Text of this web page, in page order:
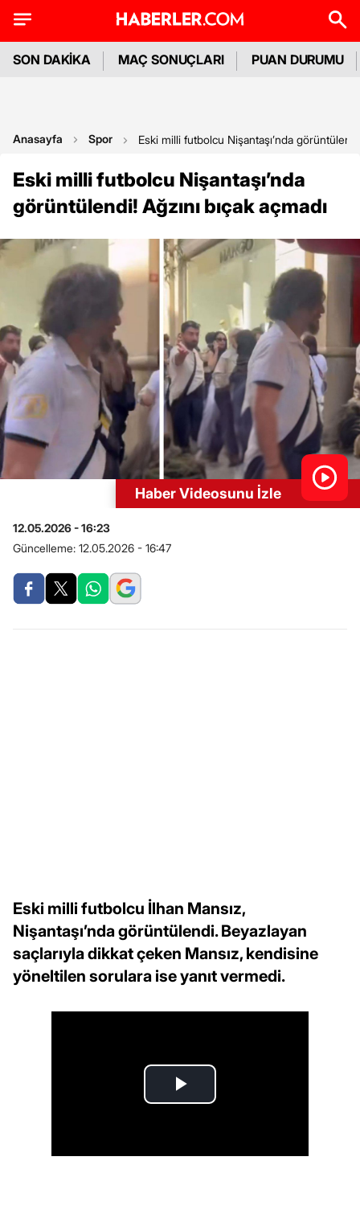
SON DAKİKA MAÇ SONUÇLARI PUAN DURUMU
Anasayfa Spor Eski milli futbolcu Nişantaşı’nda görüntülendi!
Eski milli futbolcu Nişantaşı’nda
görüntülendi! Ağzını bıçak açmadı
Haber Videosunu İzle
12.05.2026 - 16:23
Güncelleme: 12.05.2026 - 16:47
Eski milli futbolcu İlhan Mansız,
Nişantaşı’nda görüntülendi. Beyazlayan
saçlarıyla dikkat çeken Mansız, kendisine
yöneltilen sorulara ise yanıt vermedi.